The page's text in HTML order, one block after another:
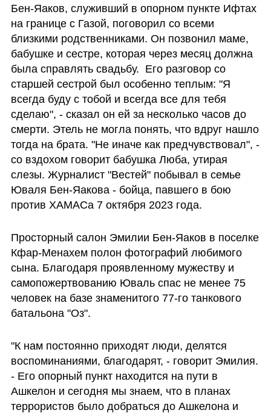
Бен-Яаков, служивший в опорном пункте Ифтах
на границе с Газой, поговорил со всеми
близкими родственниками. Он позвонил маме,
бабушке и сестре, которая через месяц должна
была справлять свадьбу.  Его разговор со
старшей сестрой был особенно теплым: "Я
всегда буду с тобой и всегда все для тебя
сделаю", - сказал он ей за несколько часов до
смерти. Этель не могла понять, что вдруг нашло
тогда на брата. "Не иначе как предчувствовал", -
со вздохом говорит бабушка Люба, утирая
слезы. Журналист "Вестей" побывал в семье
Юваля Бен-Яакова - бойца, павшего в бою
против ХАМАСа 7 октября 2023 года.
Просторный салон Эмилии Бен-Яаков в поселке
Кфар-Менахем полон фотографий любимого
сына. Благодаря проявленному мужеству и
самопожертвованию Юваль спас не менее 75
человек на базе знаменитого 77-го танкового
батальона "Оз".
"К нам постоянно приходят люди, делятся
воспоминаниями, благодарят, - говорит Эмилия.
- Его опорный пункт находится на пути в
Ашкелон и сегодня мы знаем, что в планах
террористов было добраться до Ашкелона и